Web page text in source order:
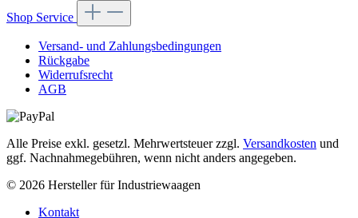
Shop Service
Versand- und Zahlungsbedingungen
Rückgabe
Widerrufsrecht
AGB
Alle Preise exkl. gesetzl. Mehrwertsteuer zzgl. Versandkosten und
ggf. Nachnahmegebühren, wenn nicht anders angegeben.
© 2026 Hersteller für Industriewaagen
Kontakt